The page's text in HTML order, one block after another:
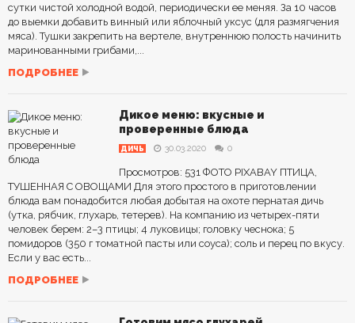
сутки чистой холодной водой, периодически ее меняя. За 10 часов
до выемки добавить винный или яблочный уксус (для размягчения
мяса). Тушки закрепить на вертеле, внутреннюю полость начинить
маринованными грибами,...
ПОДРОБНЕЕ
Дикое меню: вкусные и
проверенные блюда
ДИЧЬ 30.03.2020 0
Просмотров: 531 ФОТО PIXABAY ПТИЦА,
ТУШЕННАЯ С ОВОЩАМИ Для этого простого в приготовлении
блюда вам понадобится любая добытая на охоте пернатая дичь
(утка, рябчик, глухарь, тетерев). На компанию из четырех-пяти
человек берем: 2–3 птицы; 4 луковицы; головку чеснока; 5
помидоров (350 г томатной пасты или соуса); соль и перец по вкусу.
Если у вас есть...
ПОДРОБНЕЕ